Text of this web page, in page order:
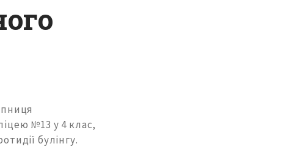
№13 у 4 клас,
булінгу.